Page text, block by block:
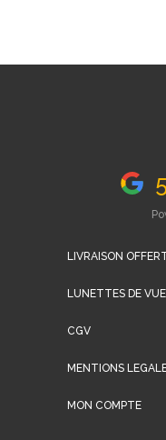
LIVRAISON
LUNETTES DE
CGV
MENTIONS
MON COMPTE